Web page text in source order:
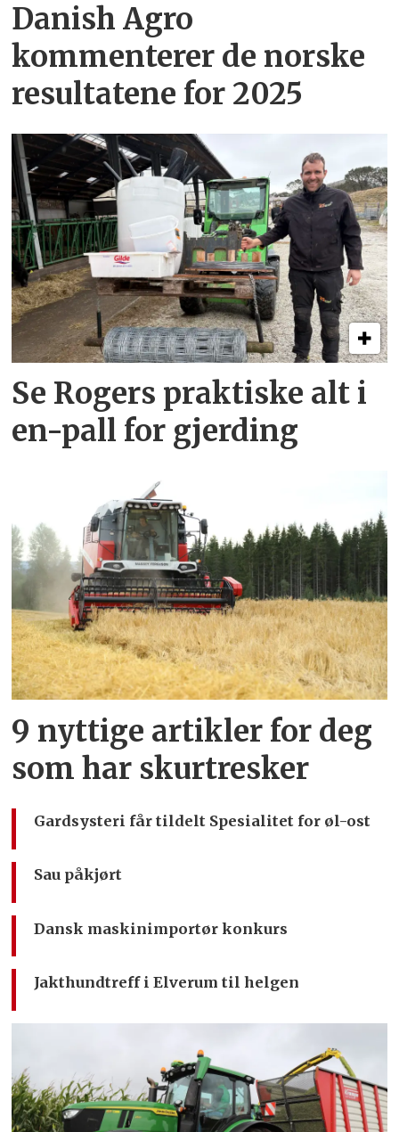
Danish Agro
kommenterer de norske
resultatene for 2025
Se Rogers praktiske alt i
en-pall for gjerding
9 nyttige artikler for deg
som har skurtresker
Gardsysteri får tildelt Spesialitet for øl-ost
Sau påkjørt
Dansk maskinimportør konkurs
Jakthundtreff i Elverum til helgen